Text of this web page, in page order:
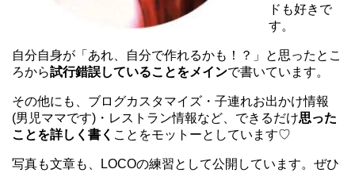
ドも好きで
す。
自分自身が「あれ、自分で作れるかも！？」と思ったとこ
ろから試行錯誤していることをメインで書いています。
その他にも、ブログカスタマイズ・子連れお出かけ情報
(男児ママです)・レストラン情報など、できるだけ思った
ことを詳しく書く ことをモットーとしています♡
写真も文章も、LOCOの練習として公開しています。ぜひ